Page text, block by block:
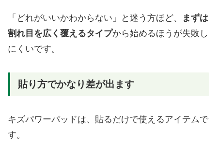
「どれがいいかわからない」と迷う方ほど、
まずは
割れ目を広く覆えるタイプから始めるほうが失敗し
にくいです。
貼り方でかなり差が出ます
キズパワーパッドは、貼るだけで使えるアイテムで
す。